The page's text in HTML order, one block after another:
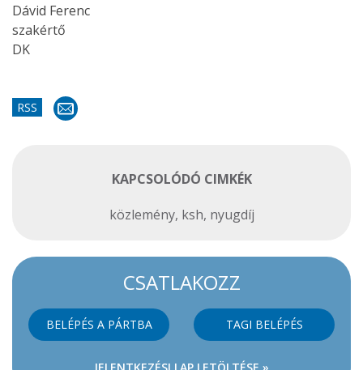
Dávid Ferenc
szakértő
DK
RSS
KAPCSOLÓDÓ CIMKÉK
közlemény, ksh, nyugdíj
CSATLAKOZZ
BELÉPÉS A PÁRTBA TAGI BELÉPÉS